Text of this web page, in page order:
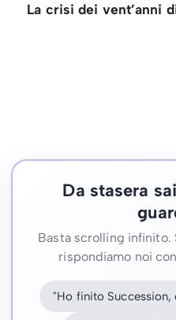
La crisi dei vent’anni
Da stasera
Basta scrolling infinito.
rispondiamo noi
"Ho finito Succession,